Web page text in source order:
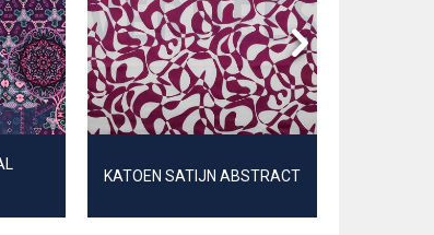
KATOEN SATIJN ABSTRACT